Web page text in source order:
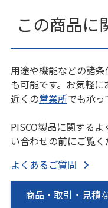
この商品に
用途や機能などの諸
も可能です。お気軽に
近くの営業所でも承っ
PISCO製品に関する
い合わせの前にご覧く
よくあるご質問
商品・取引・見積